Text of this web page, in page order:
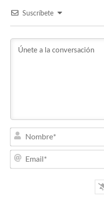
Suscríbete